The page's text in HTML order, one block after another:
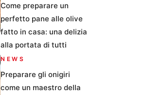
Come preparare un
perfetto pane alle olive
fatto in casa: una delizia
alla portata di tutti
NEWS
Preparare gli onigiri
come un maestro della